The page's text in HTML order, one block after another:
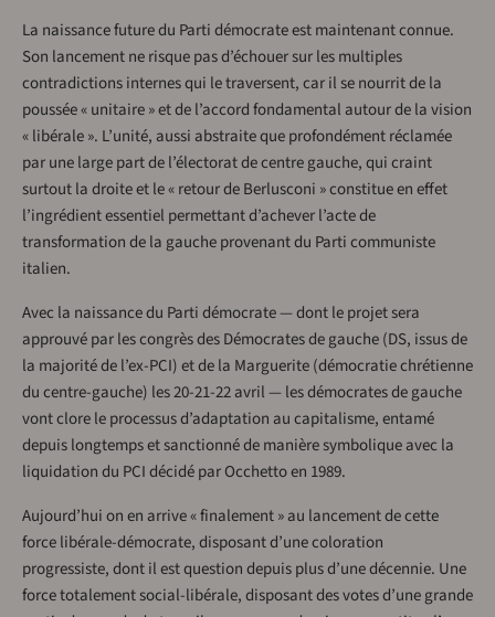
La naissance future du Parti démocrate est maintenant connue.
Son lancement ne risque pas d’échouer sur les multiples
contradictions internes qui le traversent, car il se nourrit de la
poussée « unitaire » et de l’accord fondamental autour de la vision
« libérale ». L’unité, aussi abstraite que profondément réclamée
par une large part de l’électorat de centre gauche, qui craint
surtout la droite et le « retour de Berlusconi » constitue en effet
l’ingrédient essentiel permettant d’achever l’acte de
transformation de la gauche provenant du Parti communiste
italien.
Avec la naissance du Parti démocrate — dont le projet sera
approuvé par les congrès des Démocrates de gauche (DS, issus de
la majorité de l’ex-PCI) et de la Marguerite (démocratie chrétienne
du centre-gauche) les 20-21-22 avril — les démocrates de gauche
vont clore le processus d’adaptation au capitalisme, entamé
depuis longtemps et sanctionné de manière symbolique avec la
liquidation du PCI décidé par Occhetto en 1989.
Aujourd’hui on en arrive « finalement » au lancement de cette
force libérale-démocrate, disposant d’une coloration
progressiste, dont il est question depuis plus d’une décennie. Une
force totalement social-libérale, disposant des votes d’une grande